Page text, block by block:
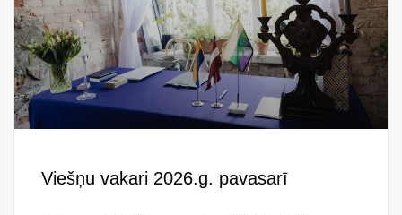
Viešņu vakari 2026.g. pavasarī